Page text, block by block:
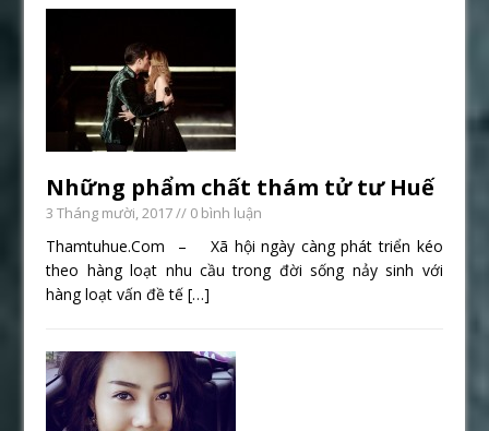
Những phẩm chất thám tử tư Huế
3 Tháng mười, 2017// 0 bình luận
Thamtuhue.Com – Xã hội ngày càng phát triển kéo
theo hàng loạt nhu cầu trong đời sống nảy sinh với
hàng loạt vấn đề tế[…]